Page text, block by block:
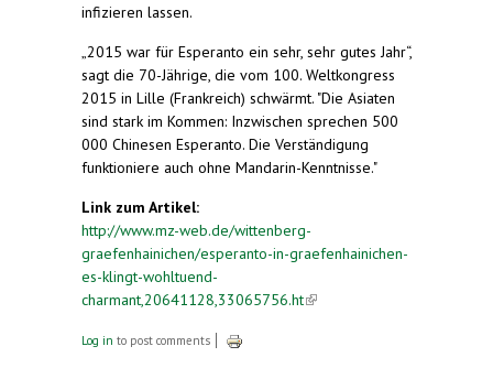
infizieren lassen.
„2015 war für Esperanto ein sehr, sehr gutes Jahr“,
sagt die 70-Jährige, die vom 100. Weltkongress
2015 in Lille (Frankreich) schwärmt. "Die Asiaten
sind stark im Kommen: Inzwischen sprechen 500
000 Chinesen Esperanto. Die Verständigung
funktioniere auch ohne Mandarin-Kenntnisse."
Link zum Artikel:
http://www.mz-web.de/wittenberg-
graefenhainichen/esperanto-in-graefenhainichen-
es-klingt-wohltuend-
charmant,20641128,33065756.ht(link is external)
Log in to post comments